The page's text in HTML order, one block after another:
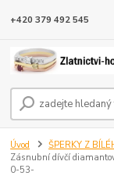
+420 379 492 545
Úvod ŠPERKY Z
Zásnubní dívčí
0-53-